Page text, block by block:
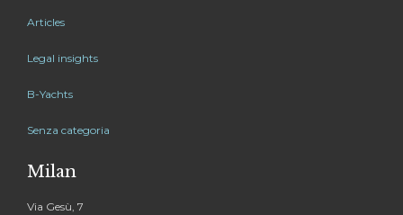
Articles
Legal insights
B-Yachts
Senza categoria
Milan
Via Gesù, 7